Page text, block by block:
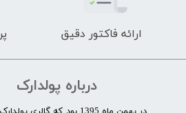
ارائه فاکتور دقیق
درباره پولدارک